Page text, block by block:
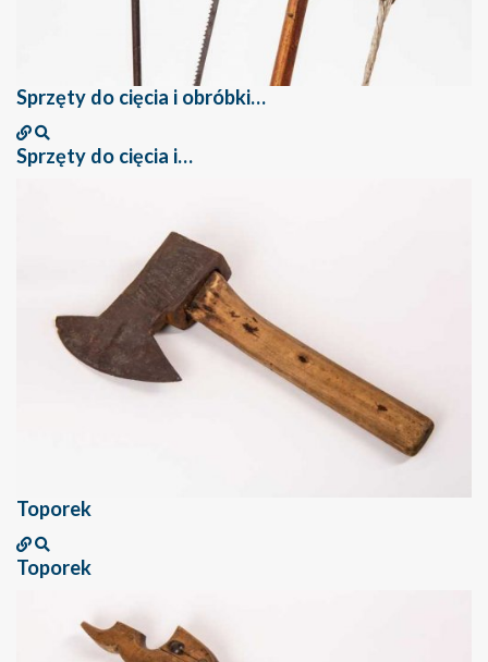
Sprzęty do cięcia i obróbki…
Sprzęty do cięcia i…
Toporek
Toporek